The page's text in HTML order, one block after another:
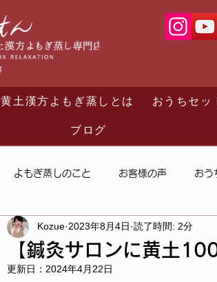
黄土漢方よもぎ蒸しとは おうちセッ
ブログ
よもぎ蒸しのこと お客様の声 おう
【鍼灸サロンに黄土
Kozue 2023年8月4日 読了時間: 2分
更新日： 2024年4月22日